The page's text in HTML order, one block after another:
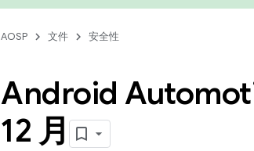
AOSP 文件 安全性
Android
12 月